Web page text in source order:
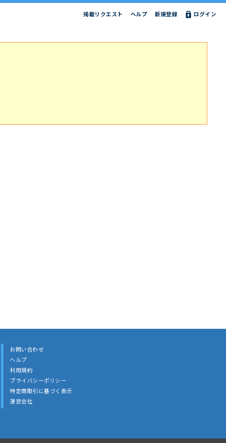
ログイン
新規登録
ヘルプ
掲載リクエスト
お問い合わせ
ヘルプ
利用規約
プライバシーポリシー
特定商取引に基づく表示
運営会社